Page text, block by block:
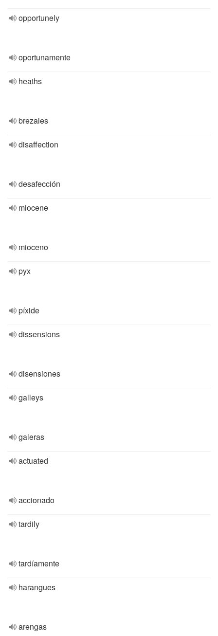
opportunely
oportunamente
heaths
brezales
disaffection
desafección
miocene
mioceno
pyx
píxide
dissensions
disensiones
galleys
galeras
actuated
accionado
tardily
tardíamente
harangues
arengas